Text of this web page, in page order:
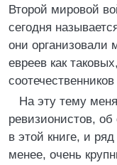
Второй мировой
сегодня
они организовали
евреев как
На эту тему
ревизионистов,
в этой книге, и
менее, очень